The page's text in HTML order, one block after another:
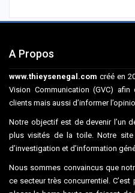
A Propos
www.thieysenegal.com créé en
Vision Communication (GVC)
clients mais aussi d’informer
Notre objectif est de devenir l’un
plus visités de la toile. Notre
d’investigation et d’information
Nous sommes convaincus que
ce secteur très concurrentiel.